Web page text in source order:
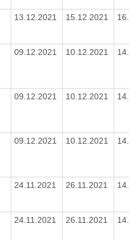
13.12.2021 15.12.2021
09.12.2021 10.12.2021
09.12.2021 10.12.2021
09.12.2021 10.12.2021
24.11.2021 26.11.2021
24.11.2021 26.11.2021